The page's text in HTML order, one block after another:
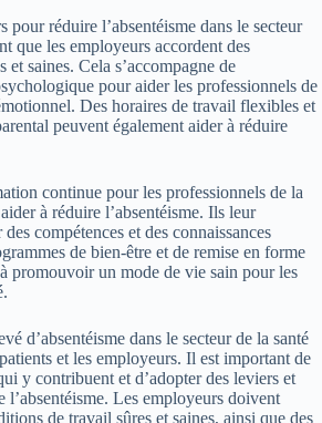
pour réduire l’absentéisme dans le secteur
que les employeurs accordent des
saines. Cela s’accompagne de
pour aider les professionnels de
Des horaires de travail flexibles et
peuvent également aider à réduire
continue pour les professionnels de la
à réduire l’absentéisme. Ils leur
compétences et des connaissances
de bien-être et de remise en forme
promouvoir un mode de vie sain pour les
d’absentéisme dans le secteur de la santé
et les employeurs. Il est important de
y contribuent et d’adopter des leviers et
l’absentéisme. Les employeurs doivent
de travail sûres et saines, ainsi que des